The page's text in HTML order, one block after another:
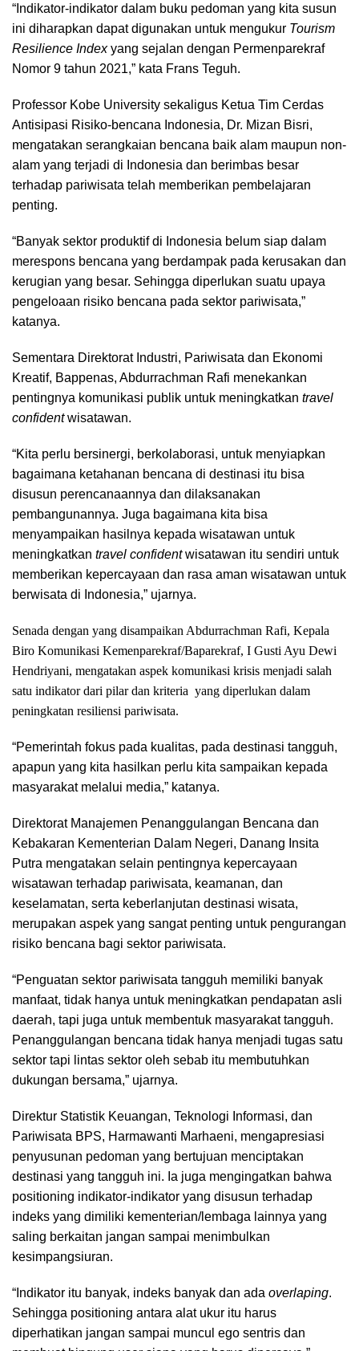
“Indikator-indikator dalam buku pedoman yang kita susun
ini diharapkan dapat digunakan untuk mengukur Tourism
Resilience Indexyang sejalan dengan Permenparekraf
Nomor 9 tahun 2021,” kata Frans Teguh.
Professor Kobe University sekaligus Ketua Tim Cerdas
Antisipasi Risiko-bencana Indonesia, Dr. Mizan Bisri,
mengatakan serangkaian bencana baik alam maupun non-
alam yang terjadi di Indonesia dan berimbas besar
terhadap pariwisata telah memberikan pembelajaran
penting.
“Banyak sektor produktif di Indonesia belum siap dalam
merespons bencana yang berdampak pada kerusakan dan
kerugian yang besar. Sehingga diperlukan suatu upaya
pengeloaan risiko bencana pada sektor pariwisata,”
katanya.
Sementara Direktorat Industri, Pariwisata dan Ekonomi
Kreatif, Bappenas, Abdurrachman Rafi menekankan
pentingnya komunikasi publik untuk meningkatkan travel
confidentwisatawan.
“Kita perlu bersinergi, berkolaborasi, untuk menyiapkan
bagaimana ketahanan bencana di destinasi itu bisa
disusun perencanaannya dan dilaksanakan
pembangunannya. Juga bagaimana kita bisa
menyampaikan hasilnya kepada wisatawan untuk
meningkatkan travel confidentwisatawan itu sendiri untuk
memberikan kepercayaan dan rasa aman wisatawan untuk
berwisata di Indonesia,” ujarnya.
Senada dengan yang disampaikan Abdurrachman Rafi, Kepala
Biro Komunikasi Kemenparekraf/Baparekraf, I Gusti Ayu Dewi
Hendriyani, mengatakan aspek komunikasi krisis menjadi salah
satu indikator dari pilar dan kriteria yang diperlukan dalam
peningkatan resiliensi pariwisata.
“Pemerintah fokus pada kualitas, pada destinasi tangguh,
apapun yang kita hasilkan perlu kita sampaikan kepada
masyarakat melalui media,” katanya.
Direktorat Manajemen Penanggulangan Bencana dan
Kebakaran Kementerian Dalam Negeri, Danang Insita
Putra mengatakan selain pentingnya kepercayaan
wisatawan terhadap pariwisata, keamanan, dan
keselamatan, serta keberlanjutan destinasi wisata,
merupakan aspek yang sangat penting untuk pengurangan
risiko bencana bagi sektor pariwisata.
“Penguatan sektor pariwisata tangguh memiliki banyak
manfaat, tidak hanya untuk meningkatkan pendapatan asli
daerah, tapi juga untuk membentuk masyarakat tangguh.
Penanggulangan bencana tidak hanya menjadi tugas satu
sektor tapi lintas sektor oleh sebab itu membutuhkan
dukungan bersama,” ujarnya.
Direktur Statistik Keuangan, Teknologi Informasi, dan
Pariwisata BPS, Harmawanti Marhaeni, mengapresiasi
penyusunan pedoman yang bertujuan menciptakan
destinasi yang tangguh ini. Ia juga mengingatkan bahwa
positioning indikator-indikator yang disusun terhadap
indeks yang dimiliki kementerian/lembaga lainnya yang
saling berkaitan jangan sampai menimbulkan
kesimpangsiuran.
“Indikator itu banyak, indeks banyak dan ada overlaping.
Sehingga positioning antara alat ukur itu harus
diperhatikan jangan sampai muncul ego sentris dan